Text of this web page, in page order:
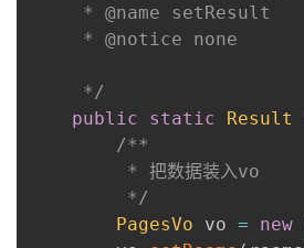
     * @name setResult
     * @notice none
     */
public
static Result
/**
         * 把数据装入vo
         */
PagesVo vo = new